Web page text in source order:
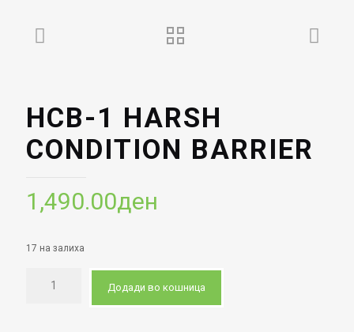
HCB-1 HARSH
CONDITION BARRIER
1,490.00ден
17 на залиха
Додади во кошница